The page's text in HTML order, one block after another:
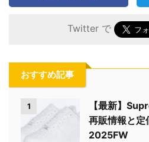
Twitter で
おすすめ記事
1
【最新】
再販情報と定
2025FW